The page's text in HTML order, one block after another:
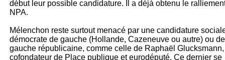
début leur possible candidature. Il a déjà obtenu le
NPA.
Mélenchon reste surtout menacé par une candidature
démocrate de gauche (Hollande, Cazeneuve ou autre) ou de
gauche républicaine, comme celle de Raphaël Glucksmann,
cofondateur de Place publique et eurodéputé. Ce dernier se